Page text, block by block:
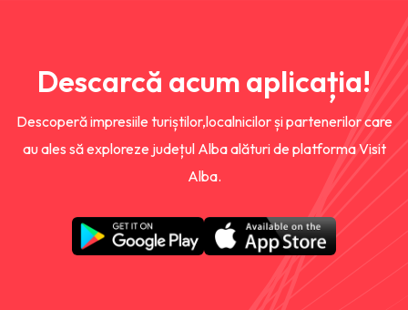
Descarcă acum aplicația!
Descoperă impresiile turiștilor,localnicilor și partenerilor care
au ales să exploreze județul Alba alături de platforma Visit
Alba.